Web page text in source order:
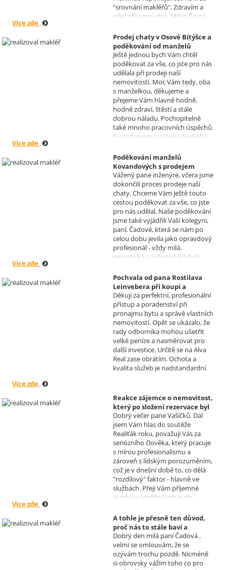
"srovnání makléřů". Zdravím a
přeji příjemný den, Milan Černý,
Více zde
Prodej chaty v Osové Bítýšce a
poděkování od manželů
Kovandových
Realizoval makléř: Sylva
Čadová
Ještě jednou bych Vám chtěl
poděkovat za vše, co jste pro nás
udělala při prodeji naší
nemovitosti. Moc Vám tedy, oba
s manželkou, děkujeme a
přejeme Vám hlavně hodně,
hodně zdraví, štěstí a stále
dobrou náladu. Pochopitelně
také mnoho pracovních úspěchů.
S pozdravem a přáním hezkého
Více zde
Poděkování manželů
Kovandových s prodejem
chaty v Osové Bítýšce
Realizoval makléř: David
Vašíček
Vážený pane inženýre, včera jsme
dokončili proces prodeje naší
chaty. Chceme Vám ještě touto
cestou poděkovat za vše, co jste
pro nás udělal. Naše poděkování
jsme také vyjádřili Vaší kolegyni,
paní, Čadové, která se nám po
celou dobu jevila jako opravdový
profesionál - vždy milá,
empatická a ochotná kdykoli
problému. Vaše společnost i Vy v
nás získáváte opravdu spokojené
klienty, kteří budou vaše služby
vždy doporučovat každému, kdo
je potřebuje. Věřím, že se na Vás
budeme moci obrátit i v případě
prodeje, který plánujeme v
budoucnu uskutečnit. Se
srdečným pozdravem a přáním
mnoho zdraví i úspěchů Vám
přejí manželé Kovandovi
Více zde
Pochvala od pana Rostilava
Leinvebera při koupi a
následném pronájmu
investiční nemovitosti
Realizoval makléř: David
Vašíček
Děkuji za perfektní, profesionální
přístup a poradenství při
pronajmu bytu a správě vlastních
nemovitostí. Opět se ukázalo, že
rady odborníka mohou ušetřit
velké peníze a nasměrovat pro
další investice. Určitě se na Alva
Real zase obrátím. Ochota a
kvalita služeb je nadstandardní.
Více zde
Reakce zájemce o nemovitost,
který po složení rezervace byl
nucen od koupi odstoupit.
Realizoval makléř: David
Vašíček
Dobrý večer pane Vašíčků. Dal
jsem Vám hlas do soutěže
Realiťák roku, považuji Vás za
seriózního člověka, který pracuje
s mírou profesionalismu a
zároveň s lidským porozuměním,
což je v dnešní době to, co dělá
"rozdílový" faktor - hlavně ve
službách. Přeji Vám příjemné
svátky a úspěšný vstup do
Více zde
A tohle je přesně ten důvod,
proč nás to stále baví a
naplňuje, poděkování od pana
Míška.
Realizoval makléř: Sylva
Čadová
Dobrý den milá paní Čadová ,
velmi se omlouvám, že se
ozývám trochu pozdě. Nicméně
si obrovsky vážím toho co pro